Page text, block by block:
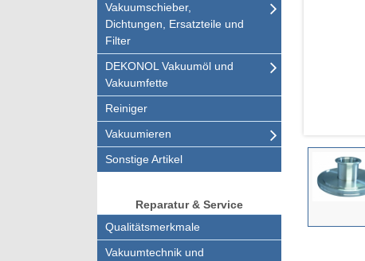
Vakuumschieber,
Dichtungen, Ersatzteile und
Filter
DEKONOL Vakuumöl und
Vakuumfette
Reiniger
Vakuumieren
Sonstige Artikel
Reparatur & Service
Qualitätsmerkmale
Vakuumtechnik und